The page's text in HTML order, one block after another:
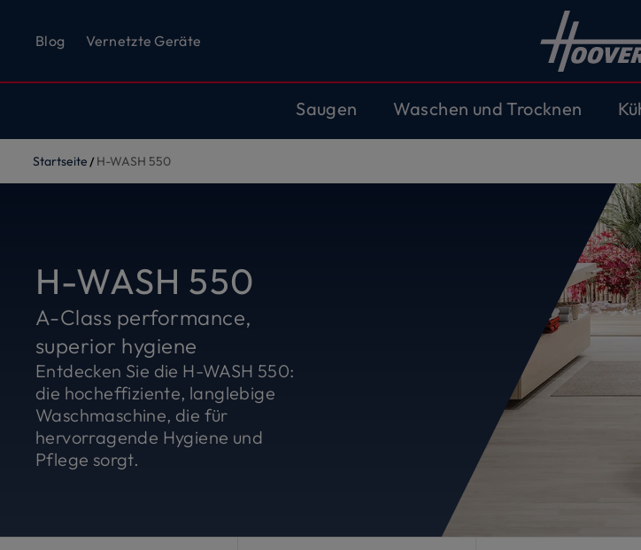
Blog Vernetzte Geräte
Saugen Waschen und Trocknen
Startseite H-WASH 550
H-WASH 550
A-Class performance,
superior hygiene
Entdecken Sie die H-WASH 550:
die hocheffiziente, langlebige
Waschmaschine, die für
hervorragende Hygiene und
Pflege sorgt.